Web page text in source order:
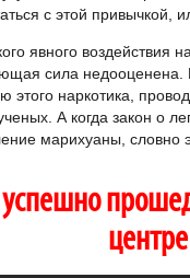
с этой привычкой,
явного воздействия
сила
этого наркотика,
А когда закон о
марихуаны, словно
центре